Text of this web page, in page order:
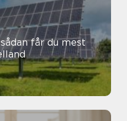
får du mest